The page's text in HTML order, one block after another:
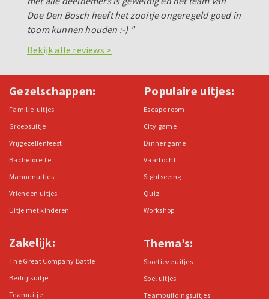
Doe Den Bosch heeft het zooitje ongeregeld goed in
toom kunnen houden :-) "
Bekijk alle reviews >
Gezelschappen:
Familie-uitjes
Groepsuitje
Vrijgezellenfeest
Bachelorette
Mannenuitjes
Vrienden uitjes
Uitje met kinderen
Zakelijk:
The Great Company Battle
Bedrijfsuitje
Teamuitje
Populaire uitjes:
Escape room
City game
Dinner game
Vaartocht
Sightseeing
Quiz
Workshop
Thema’s:
Sportieve uitjes
Spel uitjes
Teambuildingsuitjes